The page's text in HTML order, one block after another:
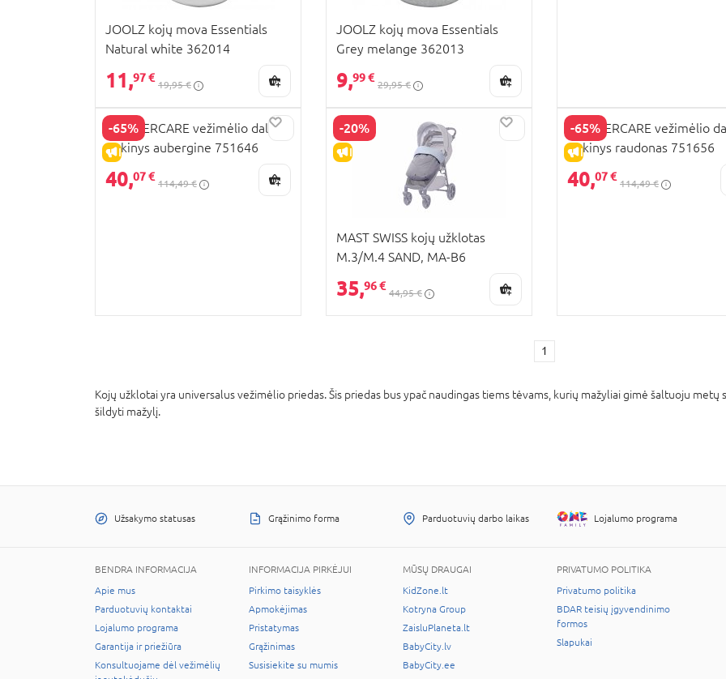
JOOLZ kojų mova Essentials
Natural white 362014
11,97 €
19,95 €
JOOLZ kojų mova Essentials
Grey melange 362013
9,99 €
29,95 €
-65%
IŠPARDAVIMAS
MOTHERCARE vežimėlio dalių
rinkinys aubergine 751646
40,07 €
114,49 €
-20%
IŠPARDAVIMAS
MAST SWISS kojų užklotas
M.3/M.4 SAND, MA-B6
35,96 €
44,95 €
-65%
IŠPARDAVIMAS
MOTHERCARE vežimėlio
rinkinys raudonas 751656
40,07 €
114,49 €
1
Kojų užklotai yra universalus vežimėlio priedas. Šis priedas bus ypač naudingas tiems tėvams, kurių mažyliai gimė šaltuoju
šildyti mažylį.
Užsakymo statusas Grąžinimo forma Parduotuvių darbo laikas Lojalumo programa
BENDRA INFORMACIJA
Apie mus
Parduotuvių kontaktai
Lojalumo programa
Garantija ir priežiūra
Konsultuojame dėl vežimėlių
INFORMACIJA PIRKĖJUI
Pirkimo taisyklės
Apmokėjimas
Pristatymas
Grąžinimas
Susisiekite su mumis
MŪSŲ DRAUGAI
KidZone.lt
Kotryna Group
ZaisluPlaneta.lt
BabyCity.lv
BabyCity.ee
PRIVATUMO POLITIKA
Privatumo politika
BDAR teisių įgyvendinimo
formos
Slapukai